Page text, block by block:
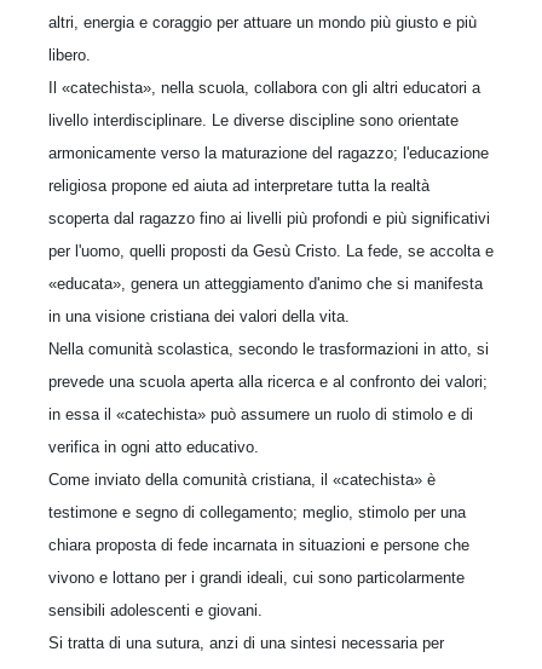
altri, energia e coraggio per attuare un mondo più giusto e più
libero.
Il «catechista», nella scuola, collabora con gli altri educatori a
livello interdisciplinare. Le diverse discipline sono orientate
armonicamente verso la maturazione del ragazzo; l'educazione
religiosa propone ed aiuta ad interpretare tutta la realtà
scoperta dal ragazzo fino ai livelli più profondi e più significativi
per l'uomo, quelli proposti da Gesù Cristo. La fede, se accolta e
«educata», genera un atteggiamento d'animo che si manifesta
in una visione cristiana dei valori della vita.
Nella comunità scolastica, secondo le trasformazioni in atto, si
prevede una scuola aperta alla ricerca e al confronto dei valori;
in essa il «catechista» può assumere un ruolo di stimolo e di
verifica in ogni atto educativo.
Come inviato della comunità cristiana, il «catechista» è
testimone e segno di collegamento; meglio, stimolo per una
chiara proposta di fede incarnata in situazioni e persone che
vivono e lottano per i grandi ideali, cui sono particolarmente
sensibili adolescenti e giovani.
Si tratta di una sutura, anzi di una sintesi necessaria per